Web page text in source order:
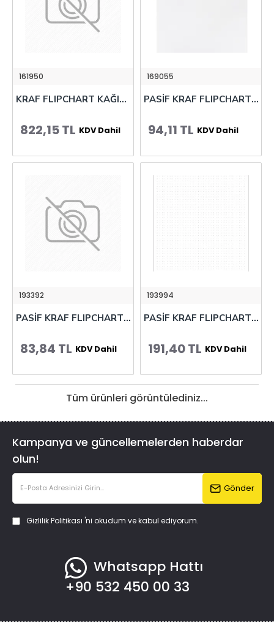
161950
KRAF FLIPCHART KAĞIDI YAPIŞKANLI 635x762mm 30 YP
822,15 TL KDV Dahil
169055
PASİF KRAF FLIPCHART KAĞIDI ASKILI 30YP 701G
94,11 TL KDV Dahil
193392
PASİF KRAF FLIPCHART KAĞIDI ASKILI 64x90cm 25YP 704G
83,84 TL KDV Dahil
193994
PASİF KRAF FLIPCHART KAĞIDI RULO 64x90cm 25YP 712G DOT KILAVUZ ÇİZGİLİ
191,40 TL KDV Dahil
Tüm ürünleri görüntülediniz...
Kampanya ve güncellemelerden haberdar
olun!
Gönder
Gizlilik Politikası 'ni okudum ve kabul ediyorum.
Whatsapp Hattı
+90 532 450 00 33